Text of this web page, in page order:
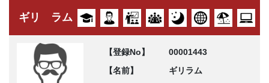
ギリ ラム
【登録No】
00001443
【名前】
ギリラム